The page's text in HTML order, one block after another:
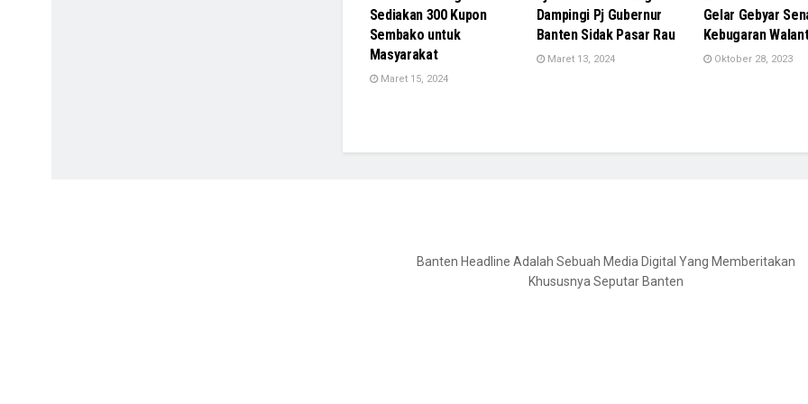
Sediakan 300 Kupon
Sembako untuk
Masyarakat
Maret 15, 2024
Dampingi Pj Gubernur
Banten Sidak Pasar Rau
Maret 13, 2024
Gelar Gebyar
Kebugaran
Oktober 28, 2023
Banten Headline Adalah Sebuah Media Digital Yang Memberitakan
Khususnya Seputar Banten